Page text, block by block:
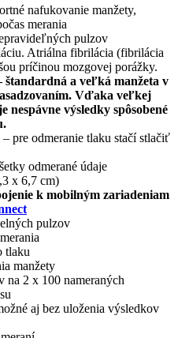
nafukovanie manžety,
merania
pulzov
Atriálna fibrilácia (fibrilácia
príčinou mozgovej porážky.
a veľká manžeta v
Vďaka veľkej
nespávne výsledky spôsobené
pre odmeranie tlaku stačí stlačiť
odmerané údaje
x 6,7 cm)
k mobilným zariadeniam
pulzov
tlaku
manžety
na 2 x 100 nameraných
aj bez uloženia výsledkov